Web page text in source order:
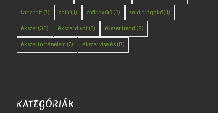
tanzanit (7) zafír(11) zafír gyűrű(8) zöld drágakő(11)
ékszer(33) ékszer divat (8) ékszer trend (9)
ékszer történelem (7) ékszer viselés(17)
KATEGÓRIÁK